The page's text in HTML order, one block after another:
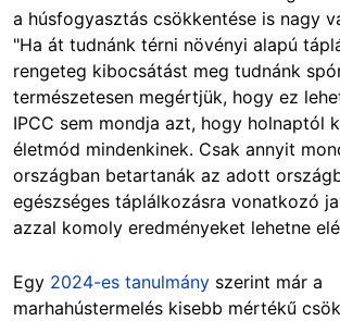
a húsfogyasztás csökkentése is nagy
"Ha át tudnánk térni növényi alapú
rengeteg kibocsátást meg tudnánk
természetesen megértjük, hogy ez
IPCC sem mondja azt, hogy holnaptól
életmód mindenkinek. Csak annyit
országban betartanák az adott
egészséges táplálkozásra vonatkozó
azzal komoly eredményeket lehetne
Egy 2024-es tanulmány szerint már a
marhahústermelés kisebb mértékű